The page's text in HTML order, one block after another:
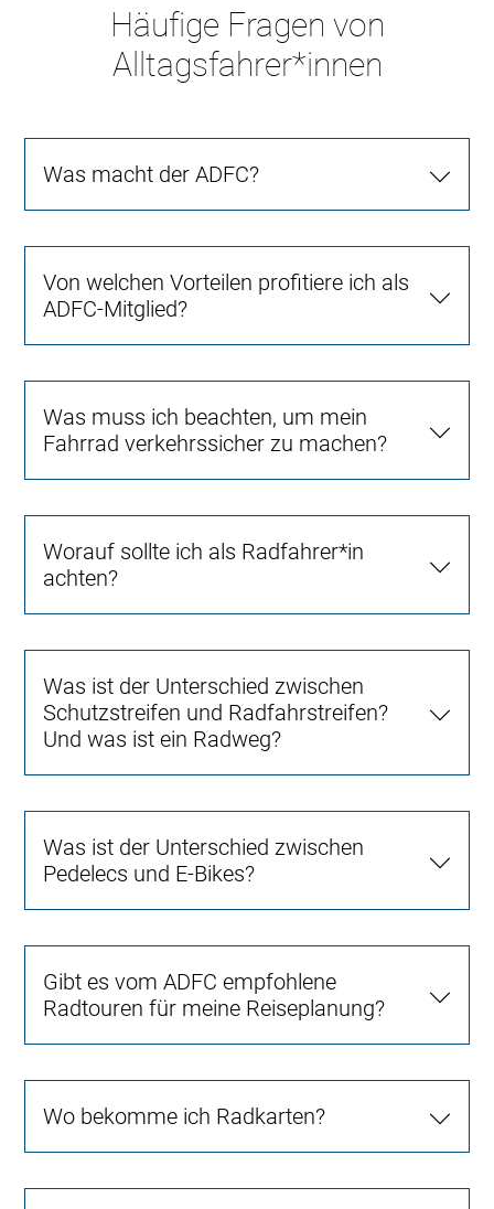
Häufige Fragen von
Alltagsfahrer*innen
Was macht der ADFC?
Von welchen Vorteilen profitiere ich als
ADFC-Mitglied?
Was muss ich beachten, um mein
Fahrrad verkehrssicher zu machen?
Worauf sollte ich als Radfahrer*in
achten?
Was ist der Unterschied zwischen
Schutzstreifen und Radfahrstreifen?
Und was ist ein Radweg?
Was ist der Unterschied zwischen
Pedelecs und E-Bikes?
Gibt es vom ADFC empfohlene
Radtouren für meine Reiseplanung?
Wo bekomme ich Radkarten?